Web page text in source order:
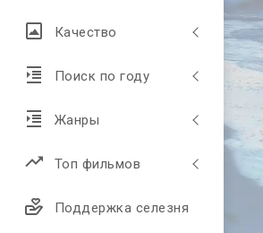
Качество
Поиск по году
Жанры
Топ фильмов
Поддержка селезня